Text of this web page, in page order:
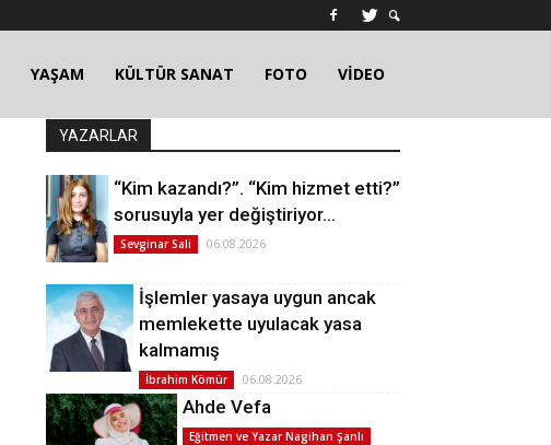
YAŞAM KÜLTÜR SANAT FOTO VİDEO
YAZARLAR
“Kim kazandı?”. “Kim hizmet etti?”
sorusuyla yer değiştiriyor…
Sevginar Sali 06.08.2026
İşlemler yasaya uygun ancak
memlekette uyulacak yasa
kalmamış
İbrahim Kömür 06.08.2026
Ahde Vefa
Eğitmen ve Yazar Nagihan Şanlı